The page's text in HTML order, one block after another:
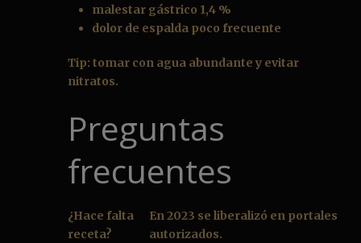
malestar gástrico 1,4 %
dolor de espalda poco frecuente
Tip: tomar con agua abundante y evitar
nitratos.
Preguntas
frecuentes
¿Hace falta
receta?
En 2023 se liberalizó en portales
autorizados.